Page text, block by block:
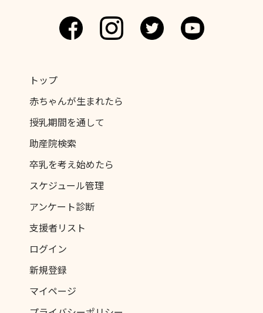
卒乳を考え始めたら
トップ
赤ちゃんが生まれたら
授乳期間を通して
助産院検索
卒乳を考え始めたら
スケジュール管理
アンケート診断
支援者リスト
ログイン
新規登録
マイページ